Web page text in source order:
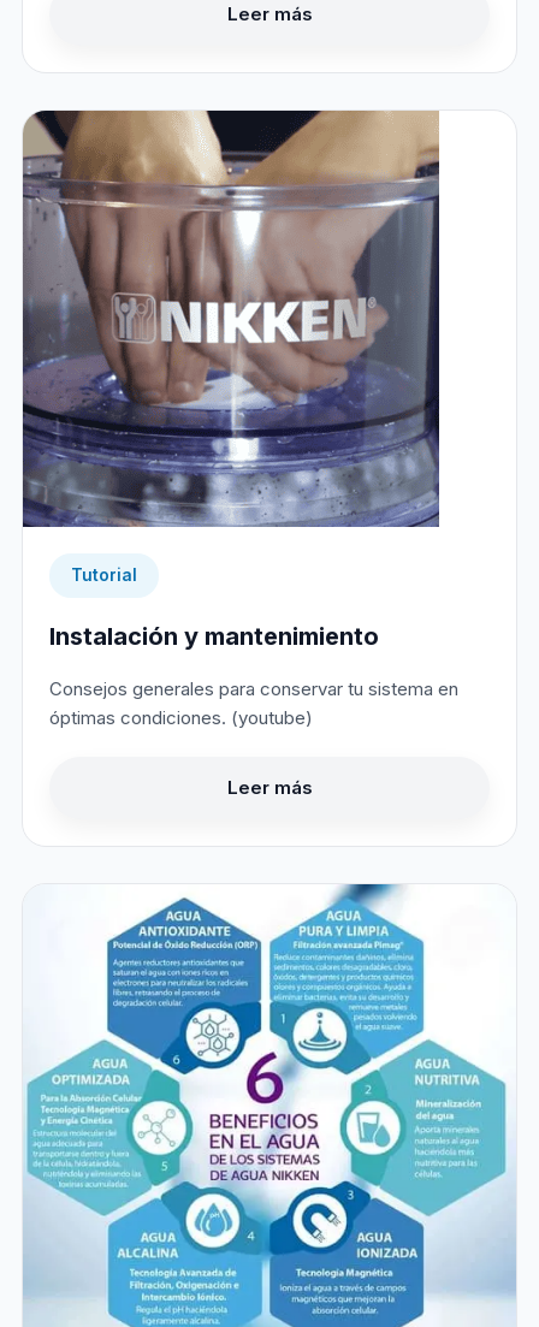
Leer más
Tutorial
Instalación y mantenimiento
Consejos generales para conservar tu sistema en
óptimas condiciones. (youtube)
Leer más